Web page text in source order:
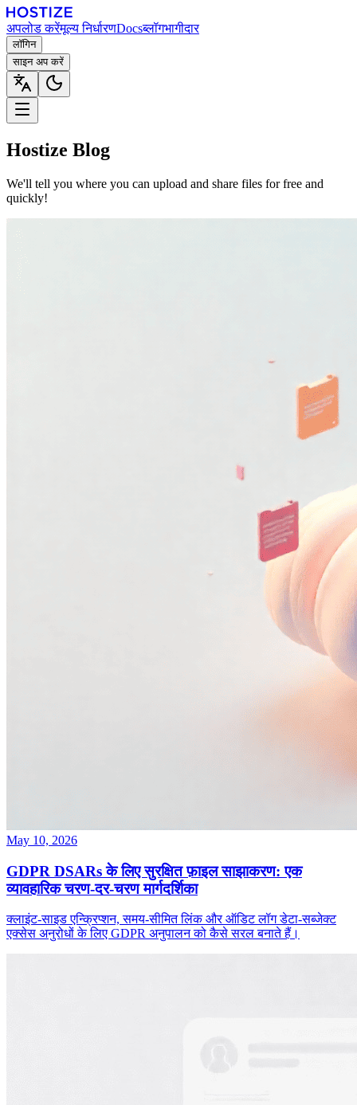
अपलोड करेंमूल्य निर्धारणDocsब्लॉगभागीदार
लॉगिन
साइन अप करें
Hostize Blog
We'll tell you where you can upload and share files for free and
quickly!
May 10, 2026
GDPR DSARs के लिए सुरक्षित फ़ाइल साझाकरण: एक
व्यावहारिक चरण-दर-चरण मार्गदर्शिका
क्लाइंट‑साइड एन्क्रिप्शन, समय‑सीमित लिंक और ऑडिट लॉग डेटा‑सब्जेक्ट
एक्सेस अनुरोधों के लिए GDPR अनुपालन को कैसे सरल बनाते हैं।